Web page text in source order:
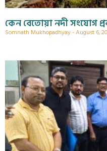
কেন বেতোয়া নদী সংযোগ
Somnath Mukhopadhyay August 6,